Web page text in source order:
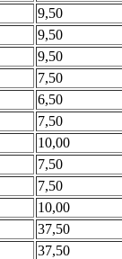
9,50
9,50
9,50
7,50
6,50
7,50
10,00
7,50
7,50
10,00
37,50
37,50